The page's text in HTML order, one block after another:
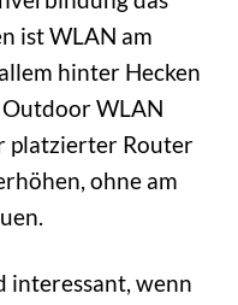
ist WLAN am
hinter Hecken
WLAN
platzierter Router
ohne am
interessant, wenn